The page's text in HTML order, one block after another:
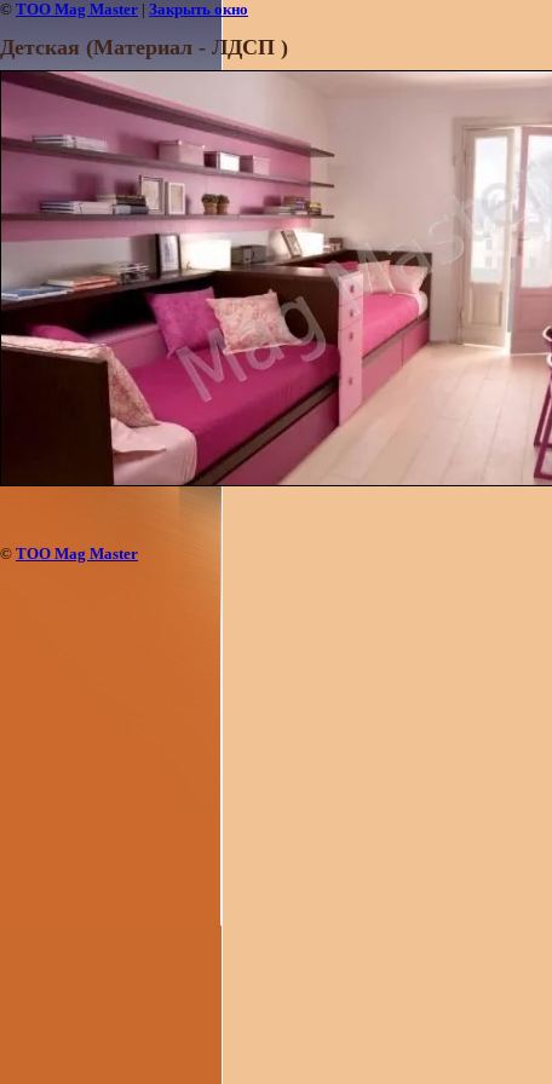
© ТОО Mag Master | Закрыть окно
Детская (Материал - ЛДСП )
© ТОО Mag Master